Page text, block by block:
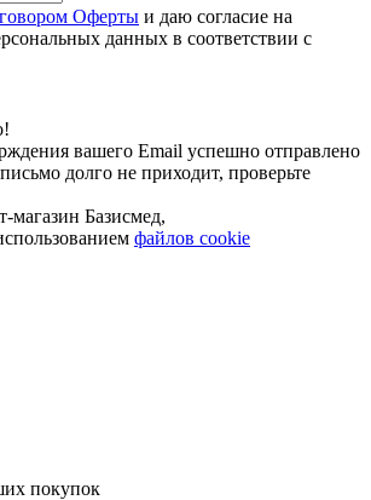
Оферты и даю согласие на
данных в соответствии с
вашего Email успешно отправлено
долго не приходит, проверьте
магазин Базисмед,
файлов cookie
покупок